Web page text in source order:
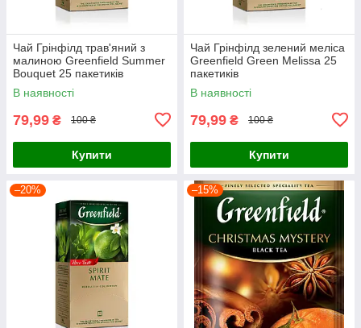
Чай Грінфілд трав'яний з
малиною Greenfield Summer
Bouquet 25 пакетиків
В наявності
79,99 ₴ 100 ₴
Купити
Чай Грінфілд зелений меліса
Greenfield Green Melissa 25
пакетиків
В наявності
79,99 ₴ 100 ₴
Купити
–20% –15%